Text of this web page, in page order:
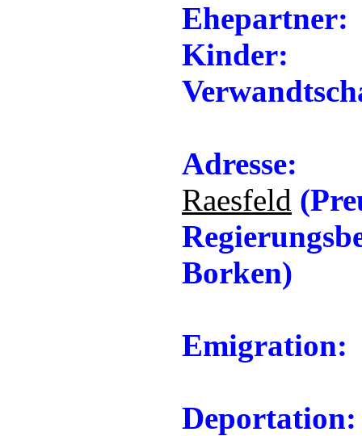
Ehepartner:
Kinder:
Adresse:
Raesfeld
Borken)
Emigration:
Deportation: